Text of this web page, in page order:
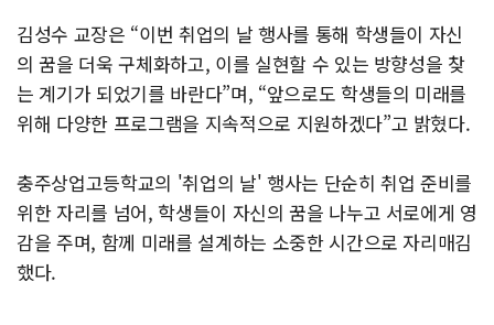
김성수 교장은 “이번 취업의 날 행사를 통해 학생들이 자신
의 꿈을 더욱 구체화하고, 이를 실현할 수 있는 방향성을 찾
는 계기가 되었기를 바란다”며, “앞으로도 학생들의 미래를
위해 다양한 프로그램을 지속적으로 지원하겠다”고 밝혔다.
충주상업고등학교의 '취업의 날' 행사는 단순히 취업 준비를
위한 자리를 넘어, 학생들이 자신의 꿈을 나누고 서로에게 영
감을 주며, 함께 미래를 설계하는 소중한 시간으로 자리매김
했다.